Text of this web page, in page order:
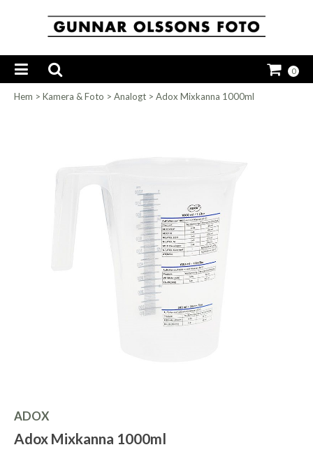
0
Hem > Kamera & Foto > Analogt > Adox Mixkanna 1000ml
ADOX
Adox Mixkanna 1000ml